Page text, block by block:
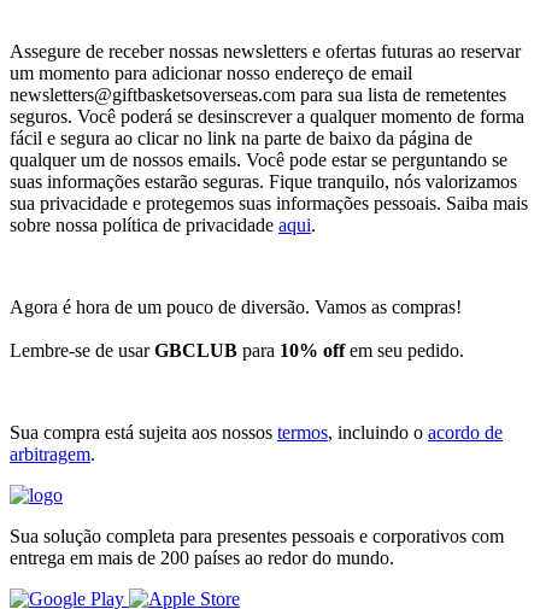
Assegure de receber nossas newsletters e ofertas futuras ao reservar
um momento para adicionar nosso endereço de email
newsletters@giftbasketsoverseas.com para sua lista de remetentes
seguros. Você poderá se desinscrever a qualquer momento de forma
fácil e segura ao clicar no link na parte de baixo da página de
qualquer um de nossos emails. Você pode estar se perguntando se
suas informações estarão seguras. Fique tranquilo, nós valorizamos
sua privacidade e protegemos suas informações pessoais. Saiba mais
sobre nossa política de privacidade aqui.
Agora é hora de um pouco de diversão. Vamos as compras!
Lembre-se de usarGBCLUB para 10% offem seu pedido.
Sua compra está sujeita aos nossos termos, incluindo o acordo de
arbitragem.
Sua solução completa para presentes pessoais e corporativos com
entrega em mais de 200 países ao redor do mundo.